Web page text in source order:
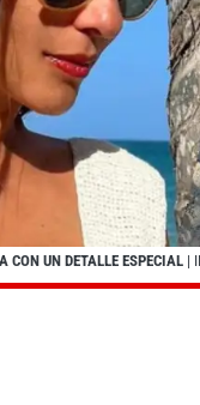
CON UN DETALLE ESPECIAL |